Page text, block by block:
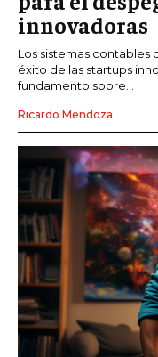
innovadoras
Los sistemas contables
éxito de las startups
fundamento sobre...
Ricardo Mendoza